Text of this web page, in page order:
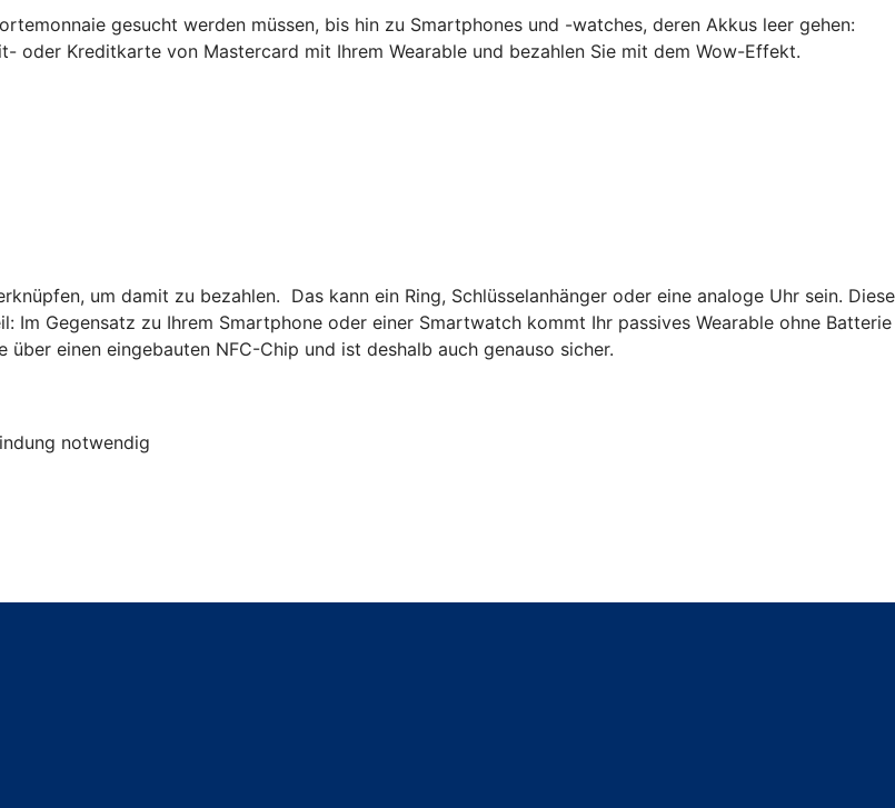
gesucht werden müssen, bis hin zu Smartphones und -watches, deren Akkus leer gehen:
oder Kreditkarte von Mastercard mit Ihrem Wearable und bezahlen Sie mit dem Wow-Effekt.
um damit zu bezahlen. Das kann ein Ring, Schlüsselanhänger oder eine analoge Uhr sein. Diese
Im Gegensatz zu Ihrem Smartphone oder einer Smartwatch kommt Ihr passives Wearable ohne Batterie
einen eingebauten NFC-Chip und ist deshalb auch genauso sicher.
notwendig